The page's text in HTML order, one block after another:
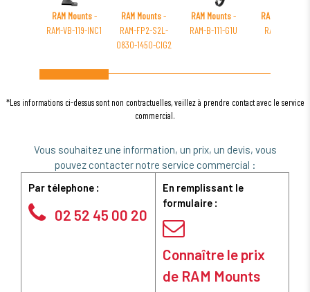
RAM Mounts-
RAM-VB-119-INC1
RAM Mounts-
RAM-FP2-S2L-
0830-1450-CIG2
RAM Mounts-
RAM-B-111-G1U
RAM Mounts
RAM-111U-B
*Les informations ci-dessus sont non contractuelles, veillez à prendre contact avec le service
commercial.
Vous souhaitez une information, un prix, un devis, vous
pouvez contacter notre service commercial :
Par télephone :
02 52 45 00 20
En remplissant le
formulaire :
Connaître le prix
de RAM Mounts